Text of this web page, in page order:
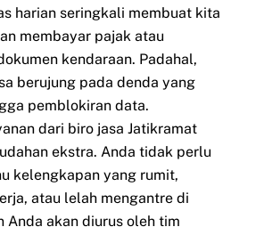
harian seringkali membuat kita
membayar pajak atau
kendaraan. Padahal,
berujung pada denda yang
pemblokiran data.
dari biro jasa Jatikramat
ekstra. Anda tidak perlu
kelengkapan yang rumit,
atau lelah mengantre di
Anda akan diurus oleh tim